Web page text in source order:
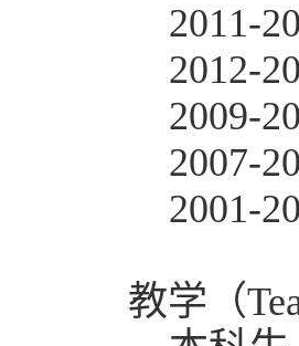
2011-
2012-
2009-
2007-
2001-
教学（